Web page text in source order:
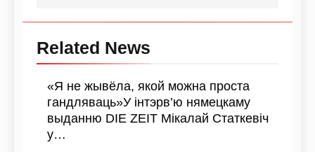
Related News
«Я не жывёла, якой можна проста
гандляваць»У інтэрв’ю нямецкаму
выданню DIE ZEIT Мікалай Статкевіч
у…